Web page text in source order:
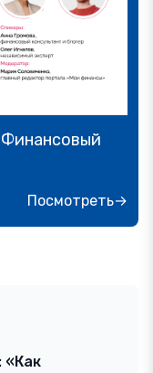
Посмотреть→
«Как